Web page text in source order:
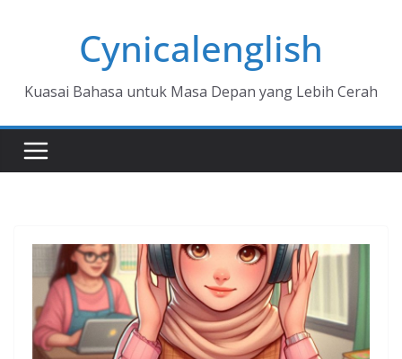
Cynicalenglish
Kuasai Bahasa untuk Masa Depan yang Lebih Cerah